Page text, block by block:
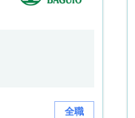
全職